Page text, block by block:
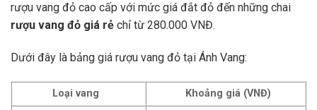
rượu vang đỏ cao cấp với mức giá đắt đỏ đến những chai
rượu vang đỏ giá rẻ chỉ từ 280.000 VNĐ.
Dưới đây là bảng giá rượu vang đỏ tại Ánh Vang:
Loại vang
Khoảng giá (VNĐ)